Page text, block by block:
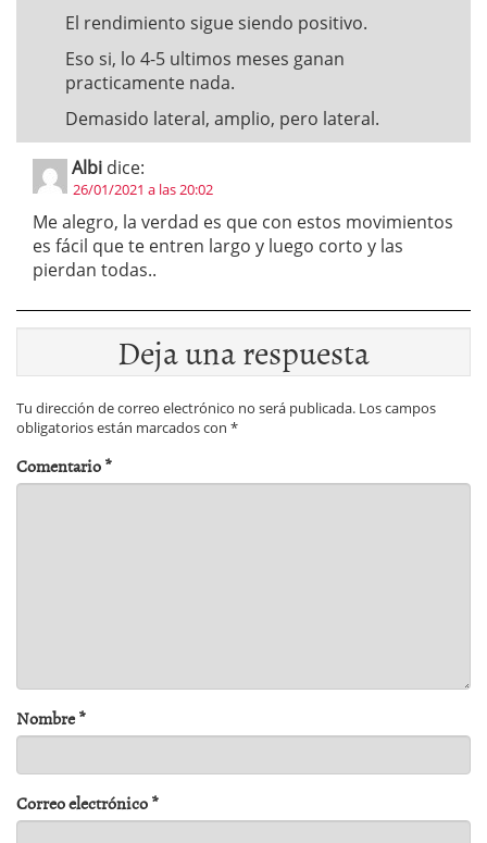
El rendimiento sigue siendo positivo.
Eso si, lo 4-5 ultimos meses ganan
practicamente nada.
Demasido lateral, amplio, pero lateral.
Albi dice:
26/01/2021 a las 20:02
Me alegro, la verdad es que con estos movimientos
es fácil que te entren largo y luego corto y las
pierdan todas..
Deja una respuesta
Tu dirección de correo electrónico no será publicada. Los campos
obligatorios están marcados con *
Comentario*
Nombre*
Correo electrónico*